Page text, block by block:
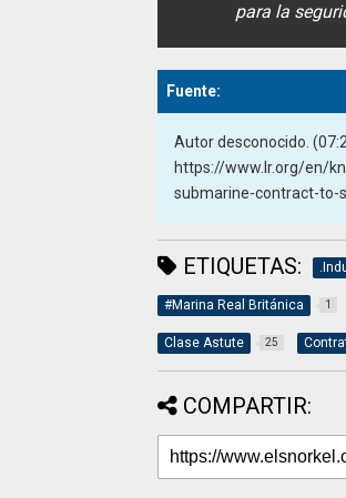
para la
Fuente:
Autor desconocido.
https://www.lr.org/en/
submarine-contract-
ETIQUETAS:
#Marina Real Británica 1
Clase Astute 25
COMPARTIR: